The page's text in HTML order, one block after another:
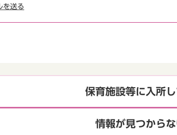
を送る
保育施設等に入所
情報が見つから